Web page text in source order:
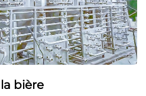
bière